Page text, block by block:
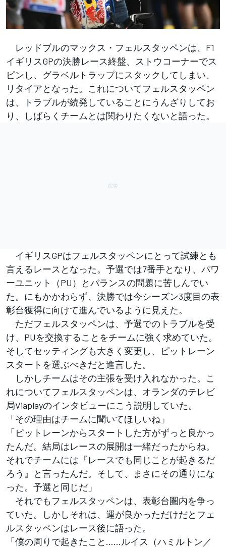
レッドブルのマックス・フェルスタッペンは、F1
イギリスGPの決勝レース終盤、ストウコーナーでス
ピンし、グラベルトラップにスタックしてしまい、
リタイアとなった。これについてフェルスタッペン
は、トラブルが続発していることにうんざりしてお
り、しばらくチームとは関わりたくないと語った。
イギリスGPはフェルスタッペンにとって試練とも
言えるレースとなった。予選では7番手となり、パワ
ーユニット（PU）とバランスの問題に苦しんでい
た。にもかかわらず、決勝では今シーズン3度目の表
彰台獲得に向けて進んでいるように見えた。
ただフェルスタッペンは、予選でのトラブルを受
け、PUを交換することをチームに強く求めていた。
そしてセッティングも大きく変更し、ピットレーン
スタートを選ぶべきだと進言した。
しかしチームはその主張を受け入れなかった。こ
れについてフェルスタッペンは、オランダのテレビ
局Viaplayのインタビューにこう説明していた。
「その理由はチームに聞いてほしいね」
「ピットレーンからスタートした方がずっと良かっ
たんだ。結局はレースの展開は一緒だったからね。
それでチームには『レースでも同じことが起きるだ
ろう』と言ったんだ。そして、まさにその通りにな
った。予選と同じだ」
それでもフェルスタッペンは、表彰台圏内を争っ
ていた。しかしそれは、運が良かっただけだとフェ
ルスタッペンはレース後に語った。
「僕の周りで起きたこと……ルイス（ハミルトン／